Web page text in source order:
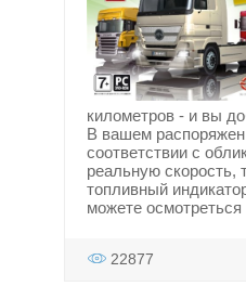
километров - и вы
В вашем
соответствии с
реальную скорость,
топливный
можете
22877